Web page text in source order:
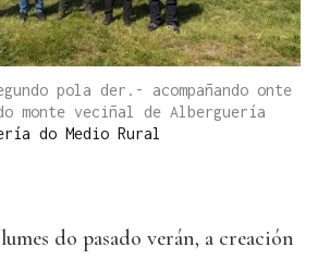
pola der.- acompañando onte
monte veciñal de Alberguería
do Medio Rural
do pasado verán, a creación